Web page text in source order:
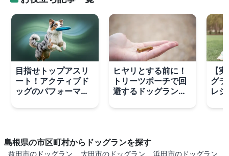
目指せトップアスリ
ート！アクティブド
ッグのパフォーマン
ヒヤリとする前に！
トリーツポーチで回
避するドッグランの
法
【
グ
レ
島根県の市区町村からドッグランを探す
益田市のドッグラン 大田市のドッグラン 浜田市のドッグラン